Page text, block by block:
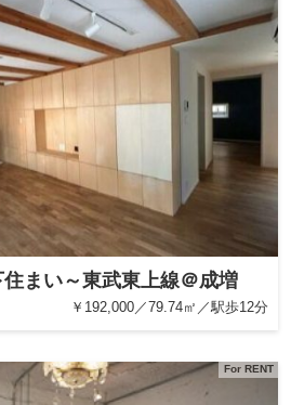
まい～東武東上線＠成増
￥192,000／79.74㎡／駅歩12分
For RENT